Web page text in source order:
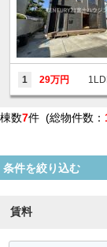
1 29万円
棟数7件 (総物件数：
条件を絞り込む
賃料